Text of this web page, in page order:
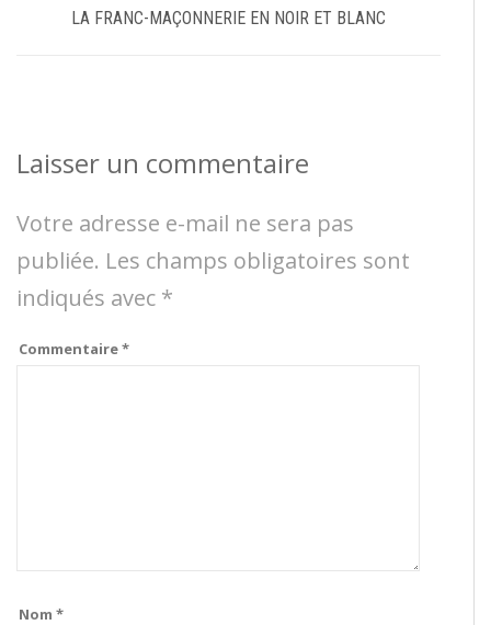
LA FRANC-MAÇONNERIE EN NOIR ET BLANC
Laisser un commentaire
Votre adresse e-mail ne sera pas
publiée. Les champs obligatoires sont
indiqués avec *
Commentaire*
Nom *